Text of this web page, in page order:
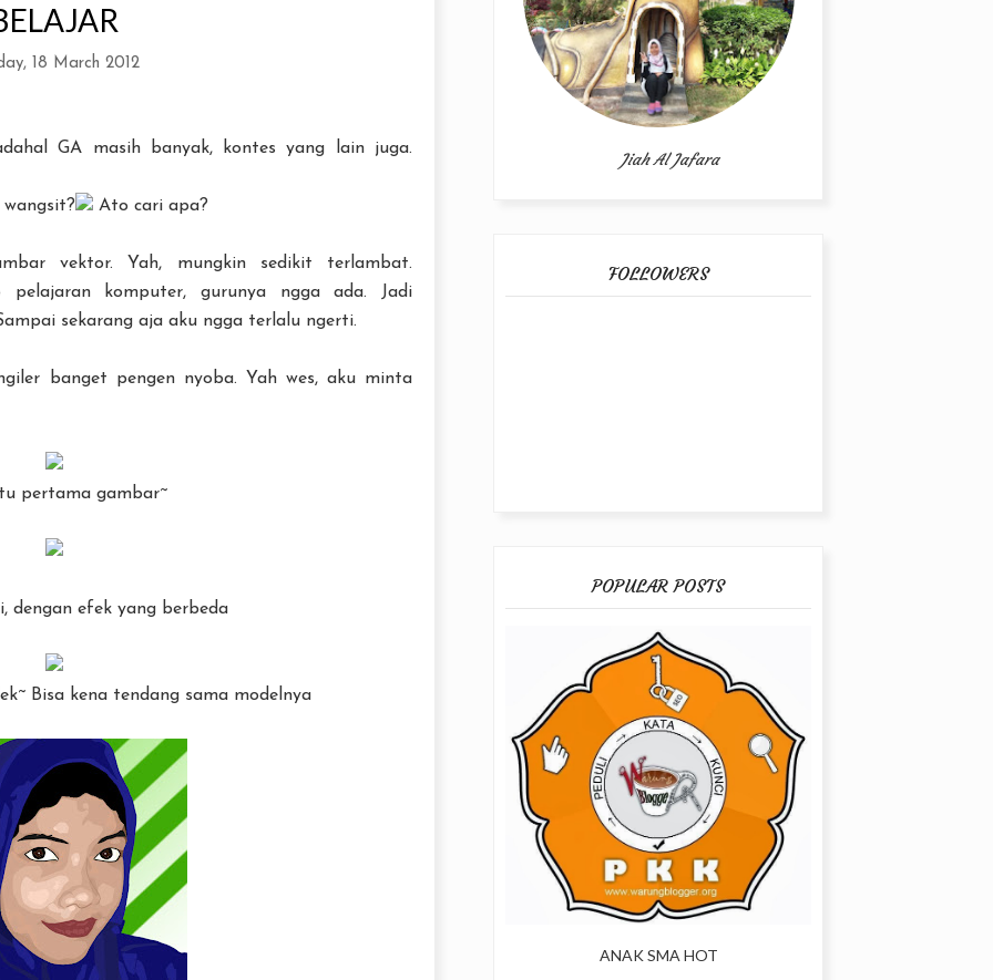
18 March 2012
GA masih banyak, kontes yang lain juga.
wangsit?
Ato cari apa?
vektor. Yah, mungkin sedikit terlambat.
pelajaran komputer, gurunya ngga ada. Jadi
sekarang aja aku ngga terlalu ngerti.
banget pengen nyoba. Yah wes, aku minta
pertama gambar~
dengan efek yang berbeda
Bisa kena tendang sama modelnya
Jiah Al Jafara
FOLLOWERS
POPULAR POSTS
ANAK SMA HOT